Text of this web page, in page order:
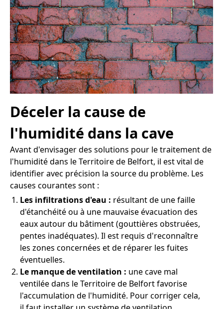
Déceler la cause de
l'humidité dans la cave
Avant d'envisager des solutions pour le traitement de
l'humidité dans le Territoire de Belfort, il est vital de
identifier avec précision la source du problème. Les
causes courantes sont :
Les infiltrations d'eau : résultant de une faille
d'étanchéité ou à une mauvaise évacuation des
eaux autour du bâtiment (gouttières obstruées,
pentes inadéquates). Il est requis d'reconnaître
les zones concernées et de réparer les fuites
éventuelles.
Le manque de ventilation : une cave mal
ventilée dans le Territoire de Belfort favorise
l'accumulation de l'humidité. Pour corriger cela,